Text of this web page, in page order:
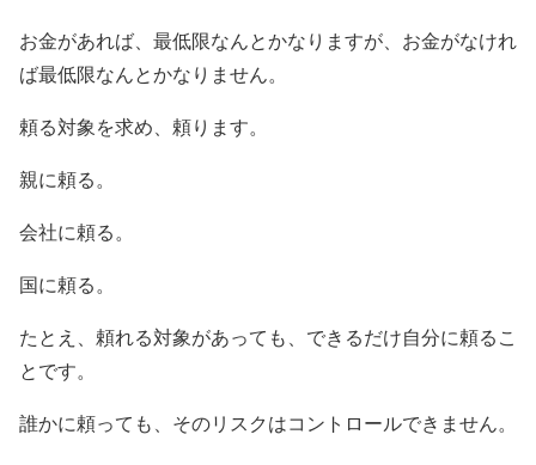
お金があれば、最低限なんとかなりますが、お金がなけれ
ば最低限なんとかなりません。
頼る対象を求め、頼ります。
親に頼る。
会社に頼る。
国に頼る。
たとえ、頼れる対象があっても、できるだけ自分に頼るこ
とです。
誰かに頼っても、そのリスクはコントロールできません。